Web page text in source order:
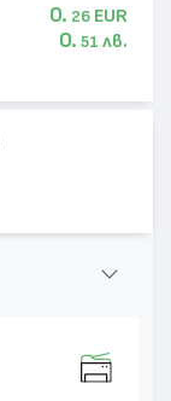
0. 26 EUR
0. 51 лв.